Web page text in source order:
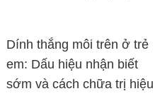
Dính thắng môi trên ở trẻ
em: Dấu hiệu nhận biết
sớm và cách chữa trị hiệu